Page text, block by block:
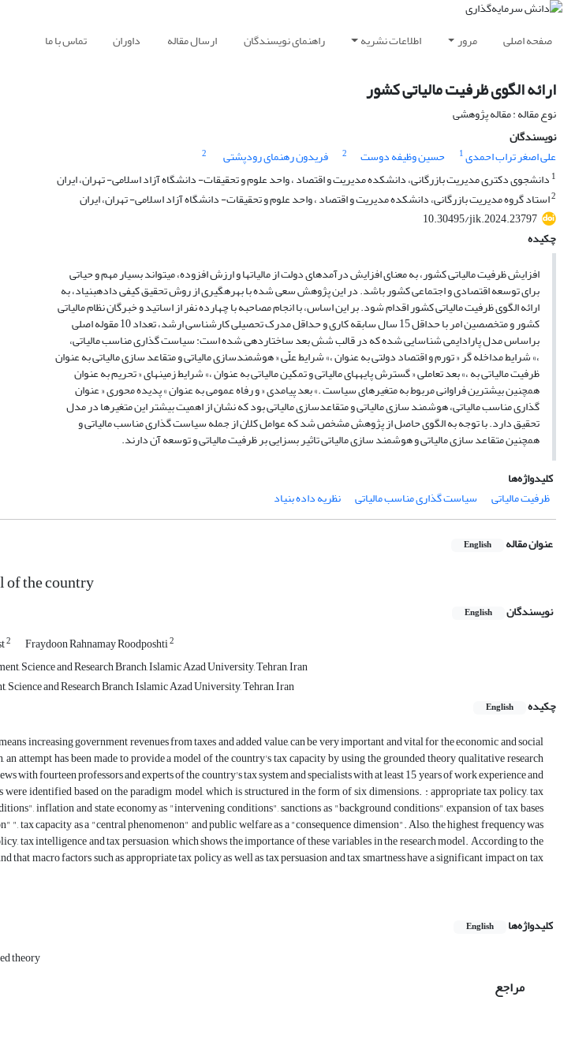
صفحه اصلی مرور اطلاعات نشریه راهنمای نویسندگان ارسال مقاله داوران تماس با ما
ارائه الگوی ظرفیت مالیاتی کشور
نوع مقاله : مقاله پژوهشی
نویسندگان
علی اصغر تراب احمدی1 حسین وظیفه دوست 2 فریدون رهنمای رودپشتی
2
1 دانشجوی دکتری مدیریت بازرگانی، دانشکده مدیریت و اقتصاد ، واحد علوم و تحقیقات- دانشگاه آزاد اسلامی- تهران، ایران
2استاد گروه مدیریت بازرگانی، دانشکده مدیریت و اقتصاد ، واحد علوم و تحقیقات- دانشگاه آزاد اسلامی- تهران، ایران
10.30495/jik.2024.23797
چکیده
افزایش ظرفیت مالیاتی کشور، به معنای افزایش درآمدهای دولت از مالیاتها و ارزش افزوده، میتواند بسیار مهم و حیاتی
برای توسعه اقتصادی و اجتماعی کشور باشد. در این پژوهش سعی شده با بهرهگیری از روش تحقیق کیفی دادهبنیاد، به
ارائه الگوی ظرفیت مالیاتی کشور اقدام شود. بر این اساس، با انجام مصاحبه با چهارده نفر از اساتید و خبرگان نظام مالیاتی
کشور و متخصصین امر با حداقل 15 سال سابقه کاری و حداقل مدرک تحصیلی کارشناسی ارشد، تعداد 10 مقوله اصلی
براساس مدل پارادایمی شناسایی شده که در قالب شش بعد ساختاردهی شده است: سیاست گذاری مناسب مالیاتی،
،» شرایط مداخله گر « تورم و اقتصاد دولتی به عنوان ،» شرایط علّی « هوشمندسازی مالیاتی و متقاعد سازی مالیاتی به عنوان
ظرفیت مالیاتی به ،» بعد تعاملی « گسترش پایههای مالیاتی و تمکین مالیاتی به عنوان ،» شرایط زمینهای « تحریم به عنوان
همچنین بیشترین فراوانی مربوط به متغیرهای سیاست .» بعد پیامدی « و رفاه عمومی به عنوان » پدیده محوری « عنوان
گذاری مناسب مالیاتی، هوشمند سازی مالیاتی و متقاعدسازی مالیاتی بود که نشان از اهمیت بیشتر این متغیرها در مدل
تحقیق دارد. با توجه به الگوی حاصل از پژوهش مشخص شد که عوامل کلان از جمله سیاست گذاری مناسب مالیاتی و
همچنین متقاعد سازی مالیاتی و هوشمند سازی مالیاتی تاثیر بسزایی بر ظرفیت مالیاتی و توسعه آن دارند.
کلیدواژه‌ها
ظرفیت مالیاتی
سیاست گذاری مناسب مالیاتی نظریه داده بنیاد
عنوان مقاله English
of the country
نویسندگان English
2 Fraydoon Rahnamay Roodposhti2
Science and Research Branch, Islamic Azad University, Tehran, Iran
Science and Research Branch, Islamic Azad University, Tehran, Iran
چکیده
English
increasing government revenues from taxes and added value, can be very important and vital for the economic and social
attempt has been made to provide a model of the country's tax capacity by using the grounded theory qualitative research
with fourteen professors and experts of the country's tax system and specialists with at least 15 years of work experience and
were identified based on the paradigm model, which is structured in the form of six dimensions. : appropriate tax policy, tax
inflation and state economy as "intervening conditions", sanctions as "background conditions", expansion of tax bases
", tax capacity as a "central phenomenon" and public welfare as a "consequence dimension". Also, the highest frequency was
tax intelligence and tax persuasion, which shows the importance of these variables in the research model. According to the
that macro factors such as appropriate tax policy as well as tax persuasion and tax smartness have a significant impact on tax
کلیدواژه‌ها English
theory
مراجع